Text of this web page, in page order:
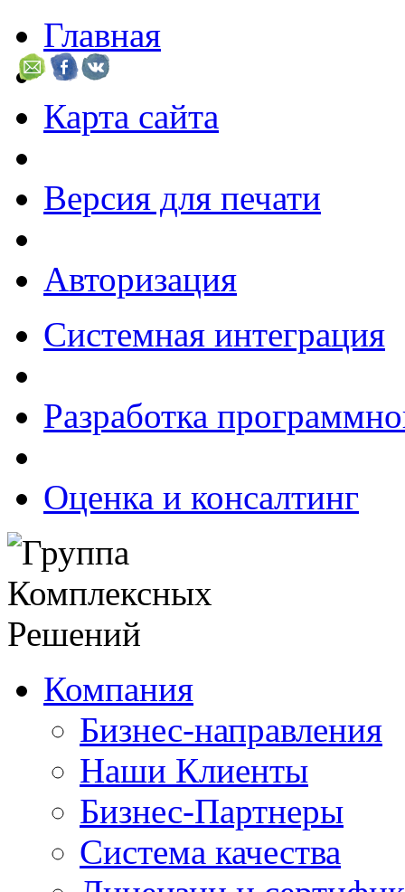
Главная
Карта сайта
Версия для печати
Авторизация
Системная интеграция
Разработка
Оценка и консалтинг
Компания
Бизнес-направления
Наши Клиенты
Бизнес-Партнеры
Система качества